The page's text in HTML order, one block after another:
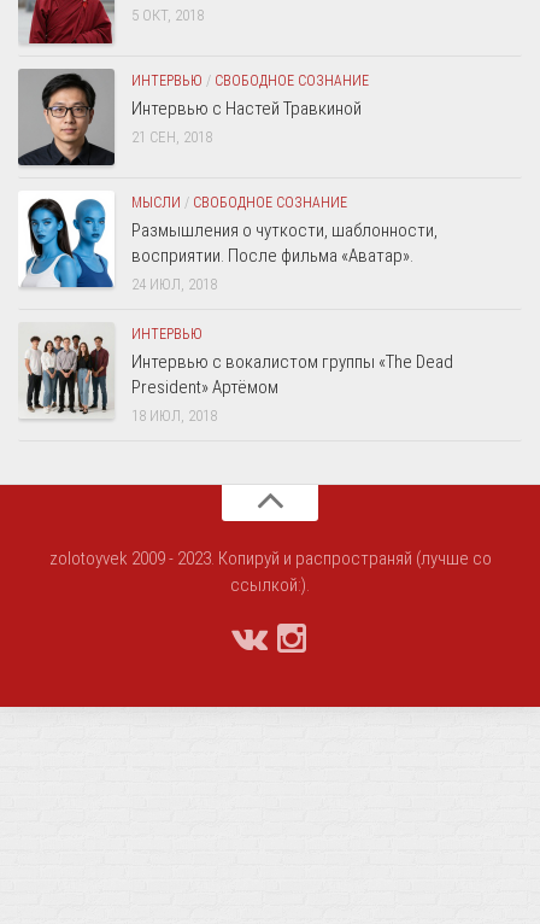
5 ОКТ, 2018
ИНТЕРВЬЮ / СВОБОДНОЕ СОЗНАНИЕ
Интервью с Настей Травкиной
21 СЕН, 2018
МЫСЛИ / СВОБОДНОЕ СОЗНАНИЕ
Размышления о чуткости, шаблонности,
восприятии. После фильма «Аватар».
24 ИЮЛ, 2018
ИНТЕРВЬЮ
Интервью с вокалистом группы «The Dead
President» Артёмом
18 ИЮЛ, 2018
zolotoyvek 2009 - 2023. Копируй и распространяй (лучше со
ссылкой:).